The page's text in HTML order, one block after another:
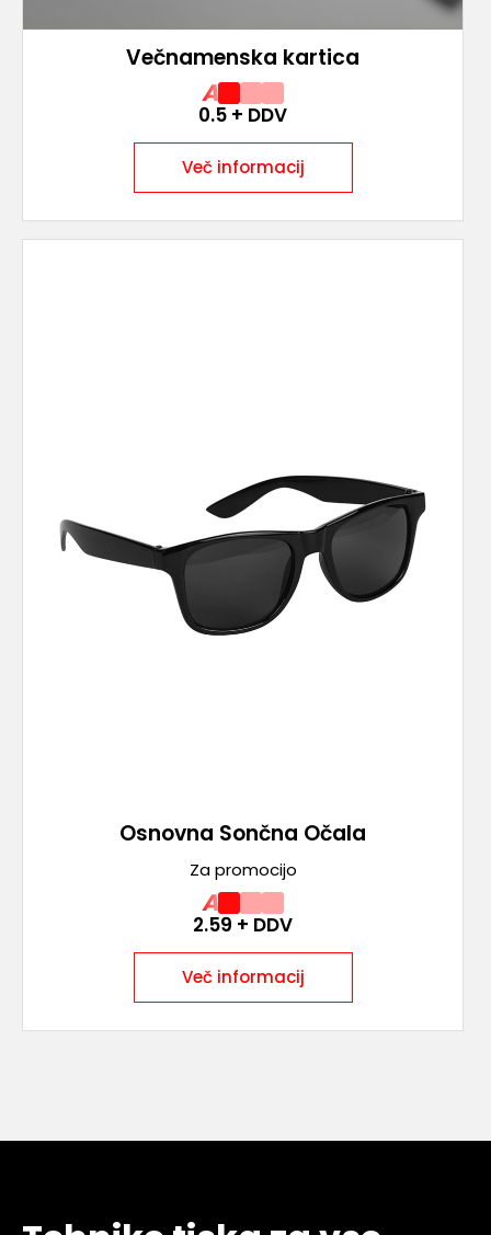
Večnamenska kartica
A
0.5 + DDV
Več informacij
Osnovna Sončna Očala
Za promocijo
A
2.59 + DDV
Več informacij